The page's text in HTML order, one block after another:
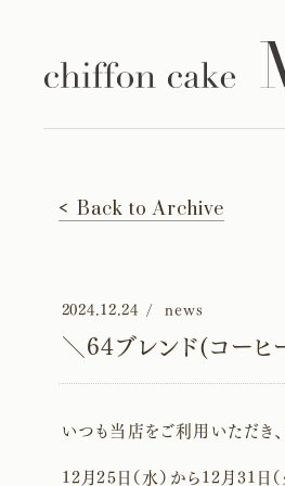
2024.12.24 news
＼64ブレンド(コー
いつも当店をご利用いただき
12月25日（水）から12月31日（
Back to Archive